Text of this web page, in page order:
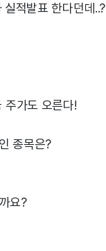
실적발표 한다던데..?
주가도 오른다!
종목은?
요?